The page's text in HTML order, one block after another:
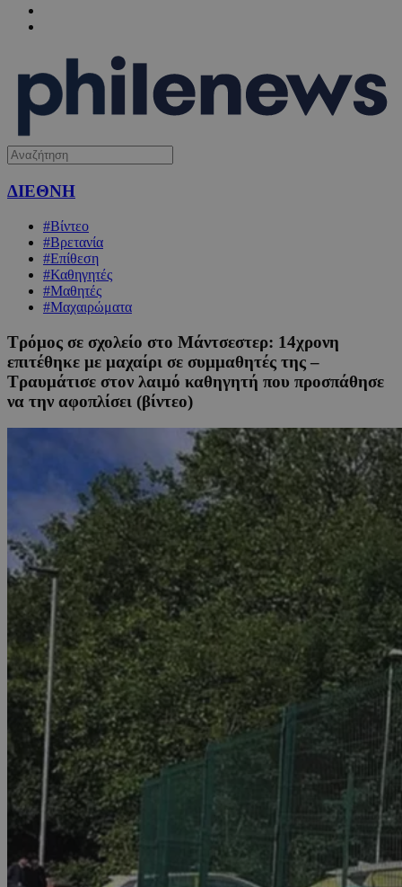
ΔΙΕΘΝΗ
#Βίντεο
#Βρετανία
#Επίθεση
#Καθηγητές
#Μαθητές
#Μαχαιρώματα
Τρόμος σε σχολείο στο Μάντσεστερ: 14χρονη
επιτέθηκε με μαχαίρι σε συμμαθητές της –
Τραυμάτισε στον λαιμό καθηγητή που προσπάθησε
να την αφοπλίσει (βίντεο)